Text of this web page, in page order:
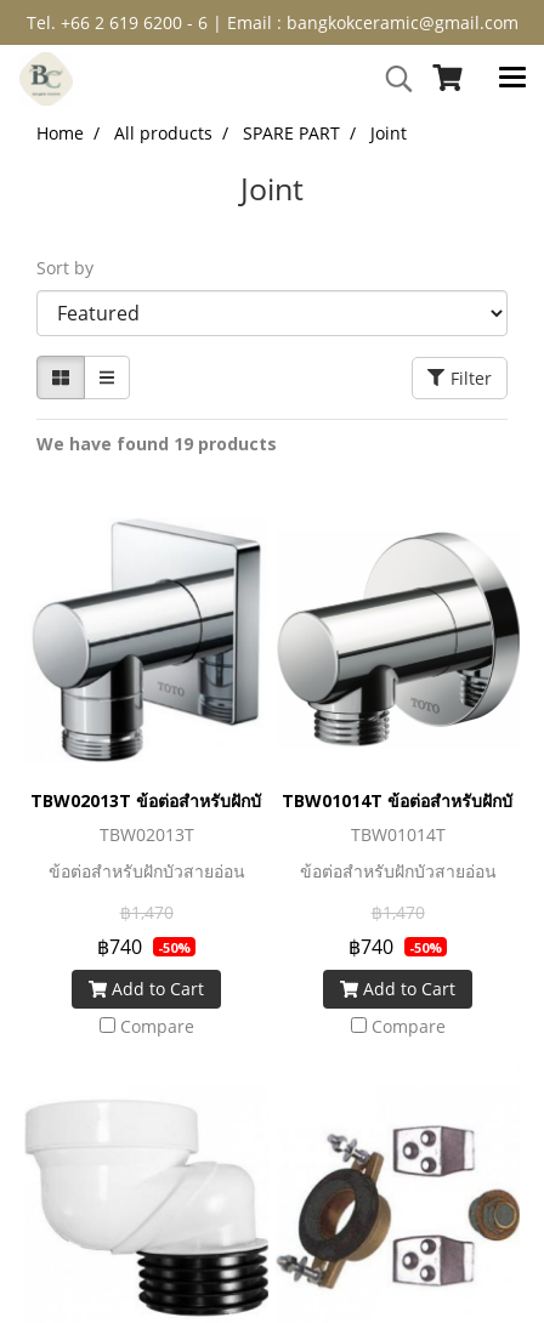
Tel. +66 2 619 6200 - 6 | Email : bangkokceramic@gmail.com
Home All products SPARE PART Joint
Joint
Sort by
Filter
We have found 19 products
TBW02013T ข้อต่อสำหรับฝักบัวสายอ่อน
TBW02013T
ข้อต่อสำหรับฝักบัวสายอ่อน
฿1,470
฿740 -50%
Add to Cart
Compare
TBW01014T ข้อต่อสำหรับฝักบัวส
TBW01014T
ข้อต่อสำหรับฝักบัวสายอ่อน
฿1,470
฿740 -50%
Add to Cart
Compare